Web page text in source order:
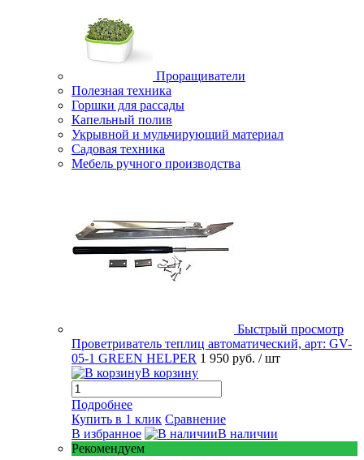
Проращиватели
Полезная техника
Горшки для рассады
Капельный полив
Укрывной и мульчирующий материал
Садовая техника
Мебель ручного производства
Быстрый просмотр
Проветриватель теплиц автоматический, арт: GV-
05-1 GREEN HELPER 1 950 руб. / шт
В корзину
Подробнее
Купить в 1 клик Сравнение
В избранное
В наличии
Рекомендуем